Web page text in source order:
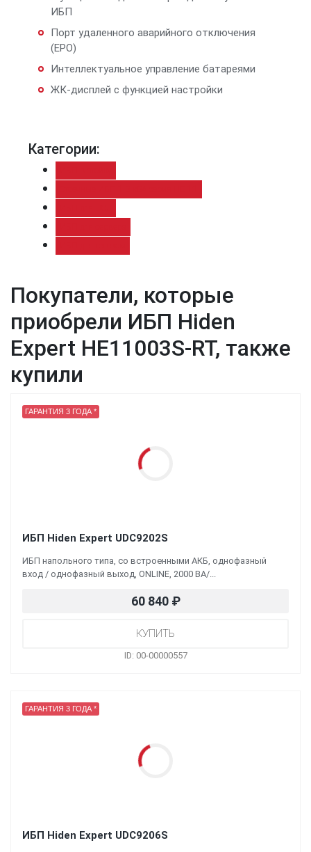
ИБП
Порт удаленного аварийного отключения
(EPO)
Интеллектуальное управление батареями
ЖК-дисплей с функцией настройки
Категории:
Покупатели, которые
приобрели ИБП Hiden
Expert HE11003S-RT, также
купили
ИБП Hiden Expert UDC9202S
ИБП напольного типа, со встроенными АКБ, однофазный
вход / однофазный выход, ONLINE, 2000 ВА/...
60 840 ₽
ГАРАНТИЯ 3 ГОДА *
ID: 00-00000557
ИБП Hiden Expert UDC9206S
ГАРАНТИЯ 3 ГОДА *